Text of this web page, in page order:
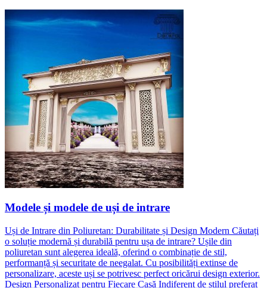
Modele și modele de uși de intrare
Uși de Intrare din Poliuretan: Durabilitate și Design Modern Căutați
o soluție modernă și durabilă pentru ușa de intrare? Ușile din
poliuretan sunt alegerea ideală, oferind o combinație de stil,
performanță și securitate de neegalat. Cu posibilități extinse de
personalizare, aceste uși se potrivesc perfect oricărui design exterior.
Design Personalizat pentru Fiecare Casă Indiferent de stilul preferat